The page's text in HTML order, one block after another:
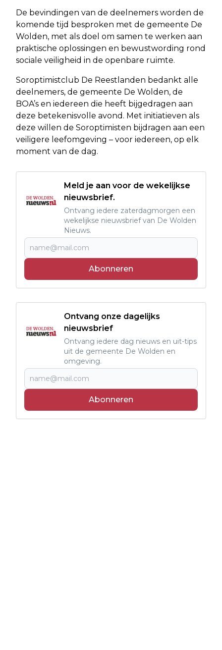
De bevindingen van de deelnemers worden de
komende tijd besproken met de gemeente De
Wolden, met als doel om samen te werken aan
praktische oplossingen en bewustwording rond
sociale veiligheid in de openbare ruimte.
Soroptimistclub De Reestlanden bedankt alle
deelnemers, de gemeente De Wolden, de
BOA’s en iedereen die heeft bijgedragen aan
deze betekenisvolle avond. Met initiatieven als
deze willen de Soroptimisten bijdragen aan een
veiligere leefomgeving – voor iedereen, op elk
moment van de dag.
Meld je aan voor de wekelijkse
nieuwsbrief.
Ontvang iedere zaterdagmorgen een
wekelijkse nieuwsbrief van De Wolden
Nieuws.
Abonneren
Ontvang onze dagelijks
nieuwsbrief
Ontvang iedere dag nieuws en uit-tips
uit de gemeente De Wolden en
omgeving.
Abonneren